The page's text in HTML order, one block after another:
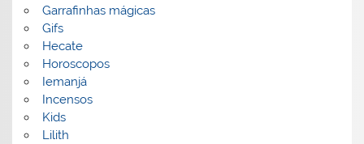
Garrafinhas mágicas
Gifs
Hecate
Horoscopos
Iemanjá
Incensos
Kids
Lilith